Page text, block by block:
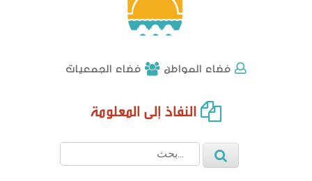
فضاء المواطن